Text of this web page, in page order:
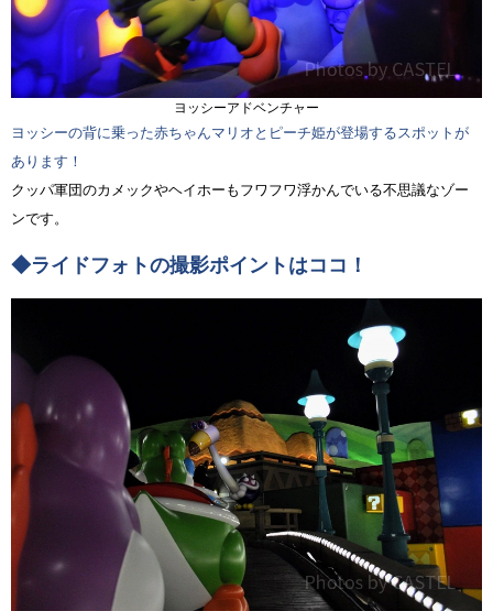
ヨッシーアドベンチャー
ヨッシーの背に乗った赤ちゃんマリオとピーチ姫が登場するスポットが
あります！
クッパ軍団のカメックやヘイホーもフワフワ浮かんでいる不思議なゾー
ンです。
◆ライドフォトの撮影ポイントはココ！